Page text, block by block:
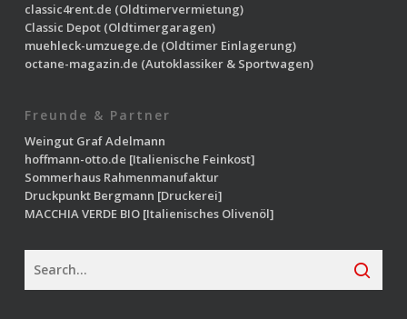
classic4rent.de (Oldtimervermietung)
Classic Depot(Oldtimergaragen)
muehleck-umzuege.de (Oldtimer Einlagerung)
octane-magazin.de (Autoklassiker & Sportwagen)
Freunde & Partner
Weingut Graf Adelmann
hoffmann-otto.de [Italienische Feinkost]
Sommerhaus Rahmenmanufaktur
Druckpunkt Bergmann [Druckerei]
MACCHIA VERDE BIO[Italienisches Olivenöl]